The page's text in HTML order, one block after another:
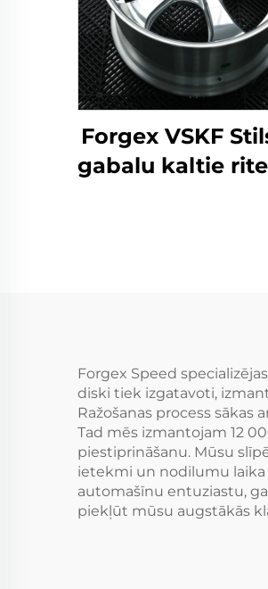
Forgex VSKF
gabalu kaltie
Forgex Speed
diski tiek izgatavoti,
Ražošanas process sākas
Tad mēs izmantojam 12
piestiprināšanu. Mūsu
ietekmi un nodilumu laika
automašīnu entuziastu,
piekļūt mūsu augstākās